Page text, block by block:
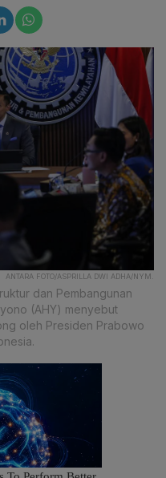
ANTARA FOTO/ASPRILLA DWI ADHA/NYM.
dan Pembangunan
(AHY) menyebut
oleh Presiden Prabowo